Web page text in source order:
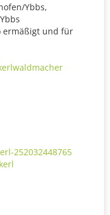
Ybbs,
ermäßigt und für
252032448765